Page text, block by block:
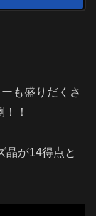
も盛りだくさ
！
晶が14得点と